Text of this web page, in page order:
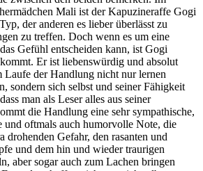
Mali ist der Kapuzineraffe Gogi
der anderen es lieber überlässt zu
zu treffen. Doch wenn es um eine
Gefühl entscheiden kann, ist Gogi
Er ist liebenswürdig und absolut
Laufe der Handlung nicht nur lernen
sondern sich selbst und seiner Fähigkeit
man als Leser alles aus seiner
die Handlung eine sehr sympathische,
und oftmals auch humorvolle Note, die
drohenden Gefahr, den rasanten und
und dem hin und wieder traurigen
aber sogar auch zum Lachen bringen